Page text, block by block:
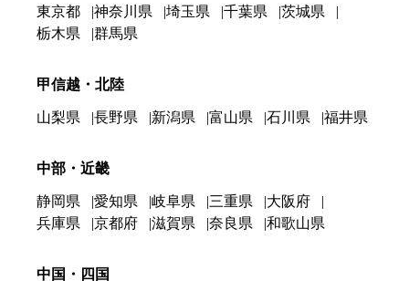
東京都 神奈川県 埼玉県 千葉県
茨城県
栃木県
群馬県
甲信越・北陸
山梨県 長野県 新潟県 富山県 石川県 福井県
中部・近畿
静岡県 愛知県 岐阜県 三重県
大阪府
兵庫県
京都府 滋賀県 奈良県 和歌山県
中国・四国